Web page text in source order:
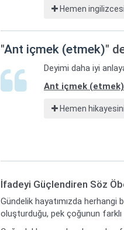
Hemen
"Ant içmek (etmek)"
Deyimi daha iyi
Ant içmek (etmek)
Hemen
İfadeyi Güçlendiren Söz
Gündelik hayatımızda
oluşturduğu, pek çoğunun